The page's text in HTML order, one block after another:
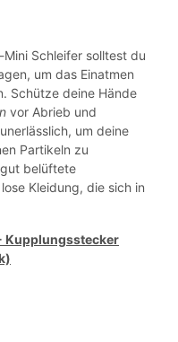
Schleifer solltest du
um das Einatmen
Schütze deine Hände
vor Abrieb und
um deine
Partikeln zu
belüftete
Kleidung, die sich in
Kupplungsstecker